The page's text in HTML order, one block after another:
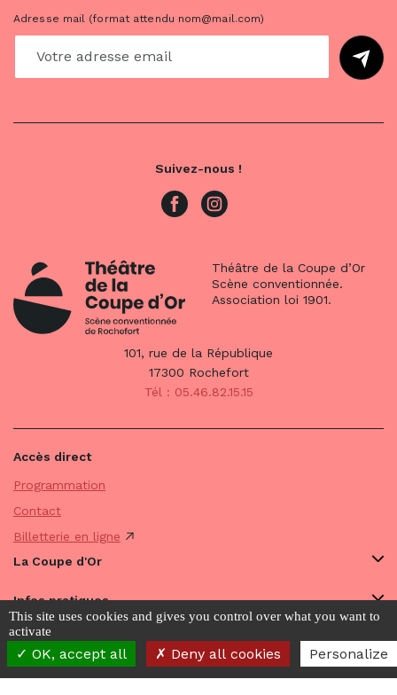
Adresse mail (format attendu nom@mail.com)
Théâtre de la Coupe d’Or
Scène conventionnée.
Association loi 1901.
101, rue de la République
17300 Rochefort
Tél : 05.46.82.15.15
Accès direct
Programmation
Contact
Billetterie en ligne
La Coupe d'Or
Infos pratiques
Avec vous
Suivez-nous !
This site uses cookies and gives you control over what you want to
activate
OK, accept all Deny all cookies Personalize